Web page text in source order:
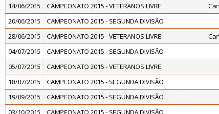
14/06/2015
CAMPEONATO 2015 - VETERANOS LIVRE
20/06/2015
CAMPEONATO 2015 - SEGUNDA DIVISÃO
28/06/2015
CAMPEONATO 2015 - VETERANOS LIVRE
04/07/2015
CAMPEONATO 2015 - SEGUNDA DIVISÃO
05/07/2015
CAMPEONATO 2015 - VETERANOS LIVRE
18/07/2015
CAMPEONATO 2015 - SEGUNDA DIVISÃO
19/09/2015
CAMPEONATO 2015 - SEGUNDA DIVISÃO
03/10/2015
CAMPEONATO 2015 - SEGUNDA DIVISÃO